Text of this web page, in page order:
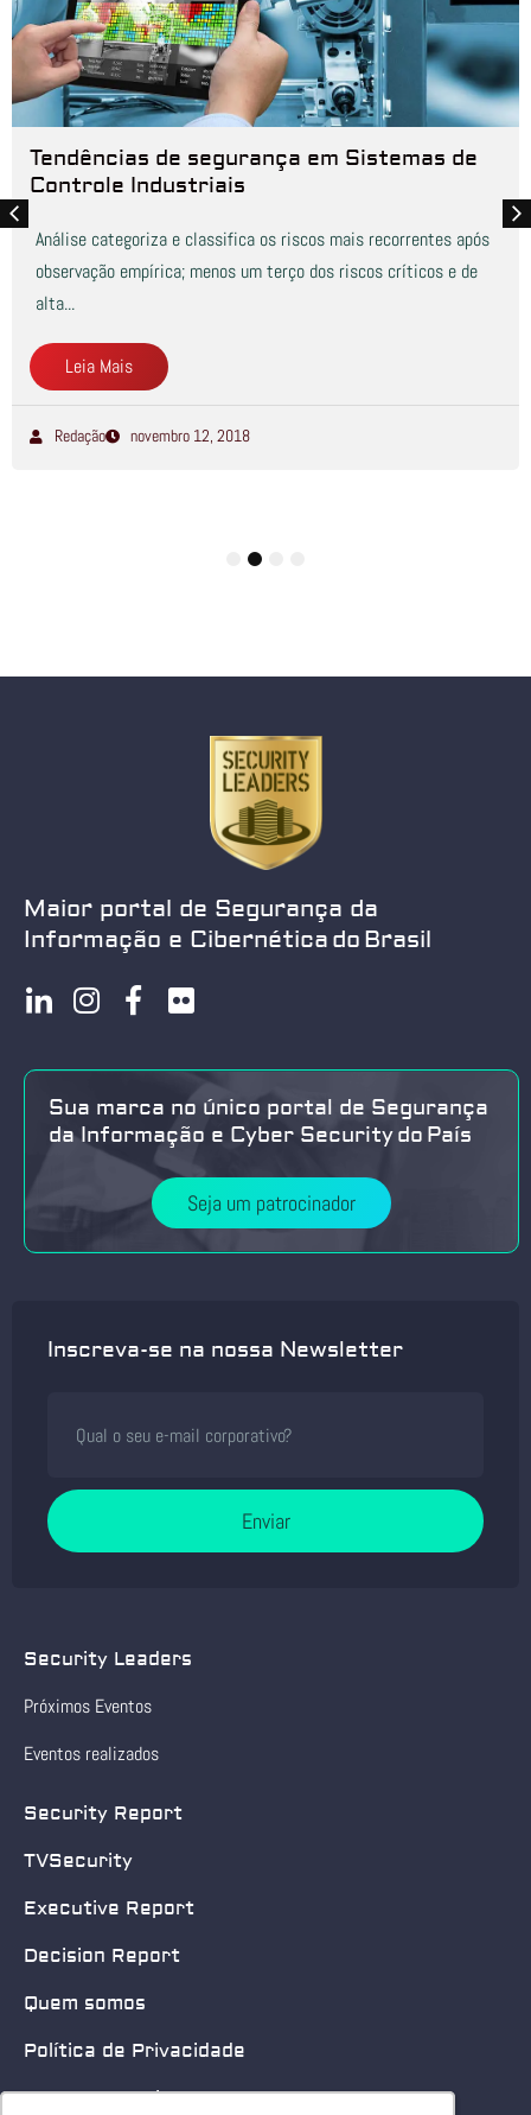
Tendências de segurança em Sistemas de
Controle Industriais
Análise categoriza e classifica os riscos mais recorrentes após
observação empírica; menos um terço dos riscos críticos e de
alta...
Leia Mais
Redação novembro 12, 2018
Maior portal de Segurança da
Informação e Cibernética do Brasil
Sua marca no único portal de Segurança
da Informação e Cyber Security do País
Seja um patrocinador
Inscreva-se na nossa Newsletter
Enviar
Security Leaders
Próximos Eventos
Eventos realizados
Security Report
TVSecurity
Executive Report
Decision Report
Quem somos
Política de Privacidade
Quero patrocinar